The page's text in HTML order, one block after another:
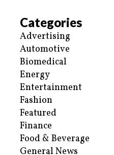
Categories
Advertising
Automotive
Biomedical
Energy
Entertainment
Fashion
Featured
Finance
Food & Beverage
General News